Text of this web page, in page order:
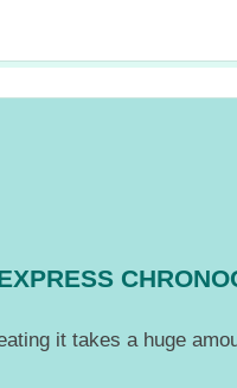
it takes a huge